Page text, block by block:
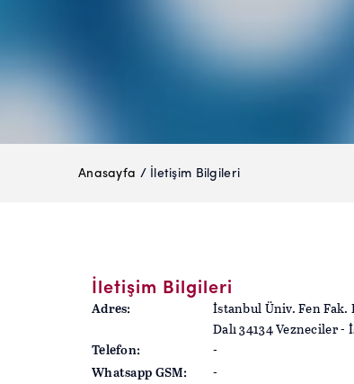
Anasayfa / İletişim Bilgileri
İletişim Bilgileri
Adres:
İstanbul Üniv. Fen
Dalı 34134 Vezneciler -
Telefon: -
Whatsapp GSM: -